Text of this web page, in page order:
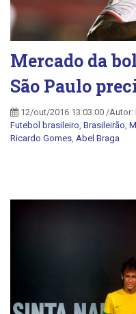
Mercado da
São Paulo
12/out/2016 13:03:00 /Autor:
Futebol brasileiro, Brasileirão,
Ricardo Gomes, Abel Braga